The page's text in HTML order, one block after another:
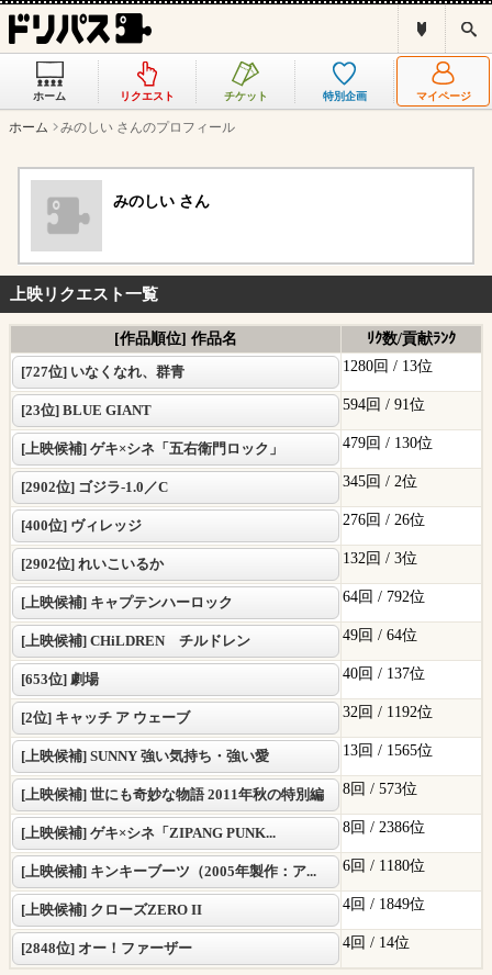
リ
ス
と
索
ホーム リクエスト チケット 特別企画 マイページ
ホーム みのしい さんのプロフィール
みのしい さん
上映リクエスト一覧
[作品順位] 作品名
ﾘｸ数/貢献ﾗﾝｸ
[727位] いなくなれ、群青
1280回 / 13位
[23位] BLUE GIANT 594回 / 91位
[上映候補] ゲキ×シネ「五右衛門ロック」 479回 / 130位
[2902位] ゴジラ-1.0／C 345回 / 2位
[400位] ヴィレッジ 276回 / 26位
[2902位] れいこいるか 132回 / 3位
[上映候補] キャプテンハーロック 64回 / 792位
[上映候補] CHiLDREN チルドレン 49回 / 64位
[653位] 劇場 40回 / 137位
[2位] キャッチ ア ウェーブ 32回 / 1192位
[上映候補] SUNNY 強い気持ち・強い愛 13回 / 1565位
[上映候補] 世にも奇妙な物語 2011年秋の特別編 8回 / 573位
[上映候補] ゲキ×シネ「ZIPANG PUNK... 8回 / 2386位
[上映候補] キンキーブーツ（2005年製作：ア... 6回 / 1180位
[上映候補] クローズZERO II 4回 / 1849位
[2848位] オー！ファーザー 4回 / 14位